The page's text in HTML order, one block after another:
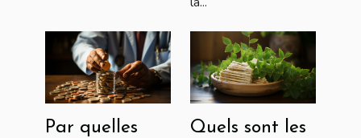
Par quelles
Quels sont les